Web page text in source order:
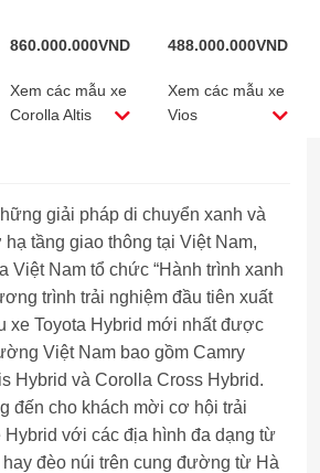
1.8HEV
860.000.000VND
Xem các mẫu xe
Corolla Altis
488.000.000VND
Xem các mẫu xe
Vios
NAM TỔ CHỨC
TRẢI NGHIỆM
XANH CÙNG
giải pháp di chuyển xanh và
tầng giao thông tại Việt Nam,
Việt Nam tổ chức “Hành trình xanh
trình trải nghiệm đầu tiên xuất
xe Toyota Hybrid mới nhất được
Việt Nam bao gồm Camry
Hybrid và Corolla Cross Hybrid.
đến cho khách mời cơ hội trải
Hybrid với các địa hình đa dạng từ
đèo núi trên cung đường từ Hà